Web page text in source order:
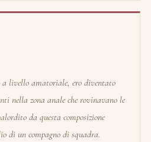
livello amatoriale, ero diventato
nella zona anale che rovinavano le
da questa composizione
di un compagno di squadra.